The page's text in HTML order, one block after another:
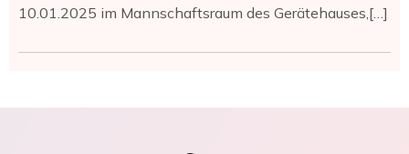
10.01.2025 im Mannschaftsraum des Gerätehauses,[…]